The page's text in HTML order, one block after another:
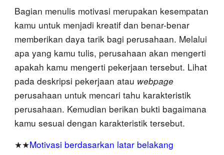
Bagian menulis motivasi merupakan kesempatan
kamu untuk menjadi kreatif dan benar-benar
memberikan daya tarik bagi perusahaan. Melalui
apa yang kamu tulis, perusahaan akan mengerti
apakah kamu mengerti pekerjaan tersebut. Lihat
pada deskripsi pekerjaan atau webpage
perusahaan untuk mencari tahu karakteristik
perusahaan. Kemudian berikan bukti bagaimana
kamu sesuai dengan karakteristik tersebut.
★★Motivasi berdasarkan latar belakang